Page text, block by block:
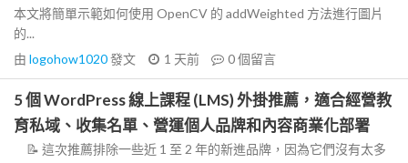
本文將簡單示範如何使用 OpenCV 的 addWeighted 方法進行圖片
的...
由 logohow1020發文 1 天前 0個留言
5 個 WordPress 線上課程 (LMS) 外掛推薦，適合經營教
育私域、收集名單、營運個人品牌和內容商業化部署
📝 這次推薦排除一些近 1 至 2 年的新進品牌，因為它們沒有太多